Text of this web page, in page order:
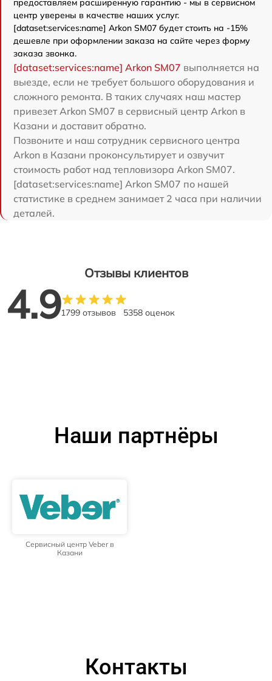
предоставляем расширенную гарантию - мы в сервисном
центр уверены в качестве наших услуг.
[dataset:services:name] Arkon SM07 будет стоить на -15%
дешевле при оформлении заказа на сайте через форму
заказа звонка.
[dataset:services:name] Arkon SM07 выполняется на
выезде, если не требует большого оборудования и
сложного ремонта. В таких случаях наш мастер
привезет Arkon SM07 в сервисный центр Arkon в
Казани и доставит обратно.
Позвоните и наш сотрудник сервисного центра
Arkon в Казани проконсультирует и озвучит
стоимость работ над тепловизора Arkon SM07.
[dataset:services:name] Arkon SM07 по нашей
статистике в среднем занимает 2 часа при наличии
деталей.
Отзывы клиентов
4.91799 отзывов 5358 оценок
Наши партнёры
Сервисный центр Veber в
Казани
Контакты